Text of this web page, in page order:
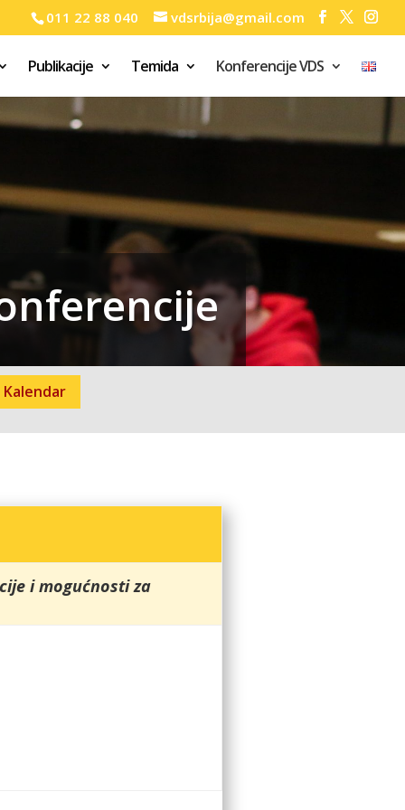
011 22 88 040 vdsrbija@gmail.com
Publikacije Temida Konferencije VDS
Kalendar
i mogućnosti za